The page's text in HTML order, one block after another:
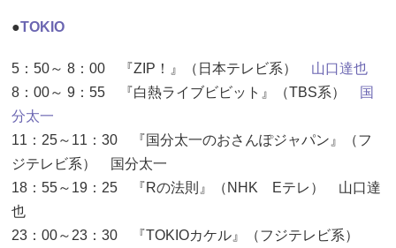
●TOKIO
5：50～ 8：00 『ZIP！』（日本テレビ系） 山口達也
8：00～ 9：55 『白熱ライブビビット』（TBS系）
国
分太一
11：25～11：30 『国分太一のおさんぽジャパン』（フ
ジテレビ系） 国分太一
18：55～19：25 『Rの法則』（NHK Eテレ） 山口達
也
23：00～23：30 『TOKIOカケル』（フジテレビ系）